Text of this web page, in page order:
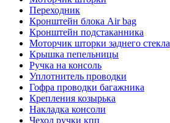
Переходник
Кронштейн блока Air bag
Кронштейн подстаканника
Моторчик шторки заднего стекла
Крышка пепельницы
Ручка на консоль
Уплотнитель проводки
Гофра проводки багажника
Крепления козырька
Накладка консоли
Чехол ручки кпп